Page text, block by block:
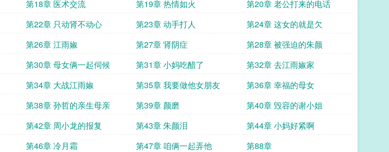
第18章 医术交流 第19章 热情如火
第20章 老公打来的电话
第22章 只动肾不动心 第23章 动手打人
第24章 这女的就是欠
第26章 江雨婌 第27章 肾阴症
第28章 被强迫的朱颜
第30章 母女俩一起伺候 第31章 小妈吃醋了
第32章 去江雨婌家
第34章 大战江雨婌 第35章 我要做他女朋友
第36章 幸福的母女
第38章 孙哲的亲生母亲 第39章 颜磨
第40章 毁容的谢小姐
第42章 周小龙的报复 第43章 朱颜泪
第44章 小妈好紧啊
第46章 冷月霜 第47章 咱俩一起弄他
第88章